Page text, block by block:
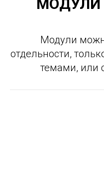
МОДУЛИ
Модули
отдельности,
темами, или